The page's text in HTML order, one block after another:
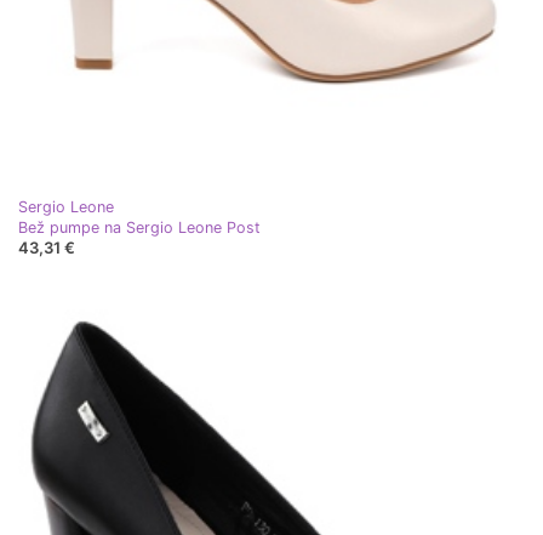
Sergio Leone
Bež pumpe na Sergio Leone Post
43,31 €